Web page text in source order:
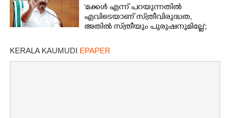
'മക്കൾ എന്ന് പറയുന്നതിൽ
എവിടെയാണ് സ്‌ത്രീവിരുദ്ധത,
അതിൽ സ്‌ത്രീയും പുരുഷനുമില്ലേ';
മുഖ്യമന്ത്രി
KERALA KAUMUDI EPAPER